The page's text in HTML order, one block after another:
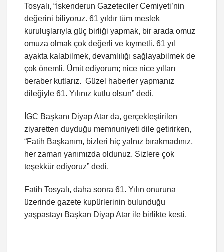
Tosyalı, “İskenderun Gazeteciler Cemiyeti’nin
değerini biliyoruz. 61 yıldır tüm meslek
kuruluşlarıyla güç birliği yapmak, bir arada omuz
omuza olmak çok değerli ve kıymetli. 61 yıl
ayakta kalabilmek, devamlılığı sağlayabilmek de
çok önemli. Ümit ediyorum; nice nice yılları
beraber kutlarız. Güzel haberler yapmanız
dileğiyle 61. Yılınız kutlu olsun” dedi.
İGC Başkanı Diyap Atar da, gerçekleştirilen
ziyaretten duyduğu memnuniyeti dile getirirken,
“Fatih Başkanım, bizleri hiç yalnız bırakmadınız,
her zaman yanımızda oldunuz. Sizlere çok
teşekkür ediyoruz” dedi.
Fatih Tosyalı, daha sonra 61. Yılın onuruna
üzerinde gazete kupürlerinin bulunduğu
yaşpastayı Başkan Diyap Atar ile birlikte kesti.